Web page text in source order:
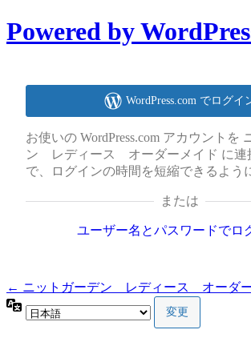
Powered by
WordPress.com でログイ
お使いの WordPress.com アカウントを
ン レディース オーダーメイド に連
で、ログインの時間を短縮できるよう
または
ユーザー名とパスワードでロ
← ニットガーデン レディース オーダー
言
語